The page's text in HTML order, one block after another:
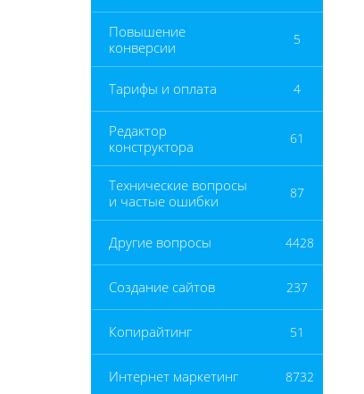
Повышение
конверсии
5
Тарифы и оплата 4
Редактор
конструктора
61
Технические вопросы
и частые ошибки
87
Другие вопросы 4428
Создание сайтов 237
Копирайтинг 51
Интернет маркетинг 8732